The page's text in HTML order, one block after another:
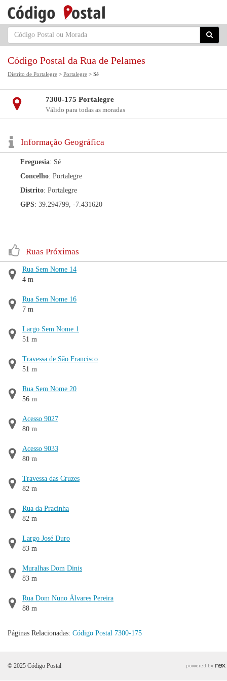
Código Postal da Rua de Pelames
Distrito de Portalegre > Portalegre > Sé
7300-175 Portalegre
Válido para todas as moradas
Informação Geográfica
Freguesia: Sé
Concelho: Portalegre
Distrito: Portalegre
GPS: 39.294799, -7.431620
Ruas Próximas
Rua Sem Nome 14
4 m
Rua Sem Nome 16
7 m
Largo Sem Nome 1
51 m
Travessa de São Francisco
51 m
Rua Sem Nome 20
56 m
Acesso 9027
80 m
Acesso 9033
80 m
Travessa das Cruzes
82 m
Rua da Pracinha
82 m
Largo José Duro
83 m
Muralhas Dom Dinis
83 m
Rua Dom Nuno Álvares Pereira
88 m
Páginas Relacionadas: Código Postal 7300-175
© 2025 Código Postal